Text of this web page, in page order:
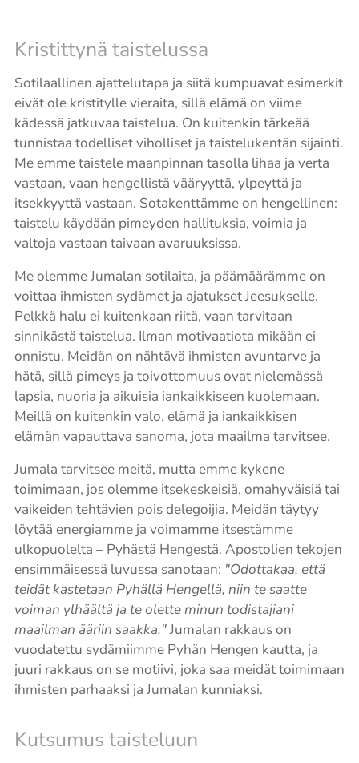
Kristittynä taistelussa
Sotilaallinen ajattelutapa ja siitä kumpuavat esimerkit
eivät ole kristitylle vieraita, sillä elämä on viime
kädessä jatkuvaa taistelua. On kuitenkin tärkeää
tunnistaa todelliset viholliset ja taistelukentän sijainti.
Me emme taistele maanpinnan tasolla lihaa ja verta
vastaan, vaan hengellistä vääryyttä, ylpeyttä ja
itsekkyyttä vastaan. Sotakenttämme on hengellinen:
taistelu käydään pimeyden hallituksia, voimia ja
valtoja vastaan taivaan avaruuksissa.
Me olemme Jumalan sotilaita, ja päämäärämme on
voittaa ihmisten sydämet ja ajatukset Jeesukselle.
Pelkkä halu ei kuitenkaan riitä, vaan tarvitaan
sinnikästä taistelua. Ilman motivaatiota mikään ei
onnistu. Meidän on nähtävä ihmisten avuntarve ja
hätä, sillä pimeys ja toivottomuus ovat nielemässä
lapsia, nuoria ja aikuisia iankaikkiseen kuolemaan.
Meillä on kuitenkin valo, elämä ja iankaikkisen
elämän vapauttava sanoma, jota maailma tarvitsee.
Jumala tarvitsee meitä, mutta emme kykene
toimimaan, jos olemme itsekeskeisiä, omahyväisiä tai
vaikeiden tehtävien pois delegoijia. Meidän täytyy
löytää energiamme ja voimamme itsestämme
ulkopuolelta – Pyhästä Hengestä. Apostolien tekojen
ensimmäisessä luvussa sanotaan: "Odottakaa, että
teidät kastetaan Pyhällä Hengellä, niin te saatte
voiman ylhäältä ja te olette minun todistajiani
maailman ääriin saakka."Jumalan rakkaus on
vuodatettu sydämiimme Pyhän Hengen kautta, ja
juuri rakkaus on se motiivi, joka saa meidät toimimaan
ihmisten parhaaksi ja Jumalan kunniaksi.
Kutsumus taisteluun